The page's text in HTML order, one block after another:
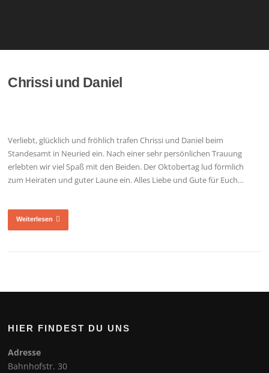
Chrissi und Daniel
Verliebt, glücklich und fröhlich trafen Chrissi und Daniel beim
Standesamt in Neuried ein. Nach einer sehr persönlichen Trauung
erlebten wir viel Spaß mit den Beiden. Der Oktobertag lud förmlich
zum Heiraten und guter Laune ein. Alles Liebe und Gute für Euch…
Weiterlesen
HIER FINDEST DU UNS
Adresse
Bahnhofstr. 30